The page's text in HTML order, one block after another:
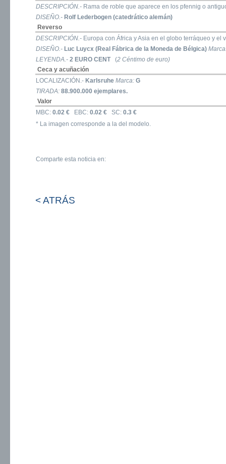
DESCRIPCIÓN.- Rama de roble que aparece en los pfennig o
DISEÑO.- Rolf Lederbogen (catedrático alemán)
Reverso
DESCRIPCIÓN.- Europa con África y Asia en el globo terráqueo y el
DISEÑO.- Luc Luycx (Real Fábrica de la Moneda de Bélgica)
LEYENDA.- 2 EURO CENT(2 Céntimo de euro)
Ceca y acuñación
LOCALIZACIÓN.- Karlsruhe Marca: G
TIRADA: 88.900.000 ejemplares.
Valor
MBC: 0.02 € EBC: 0.02 € SC: 0.3 €
* La imagen corresponde a la del modelo.
Comparte esta noticia en:
< ATRÁS